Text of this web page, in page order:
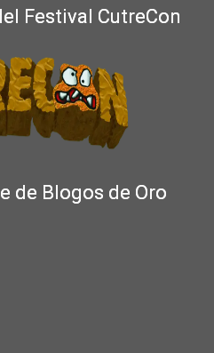
Festival CutreCon
de Blogos de Oro